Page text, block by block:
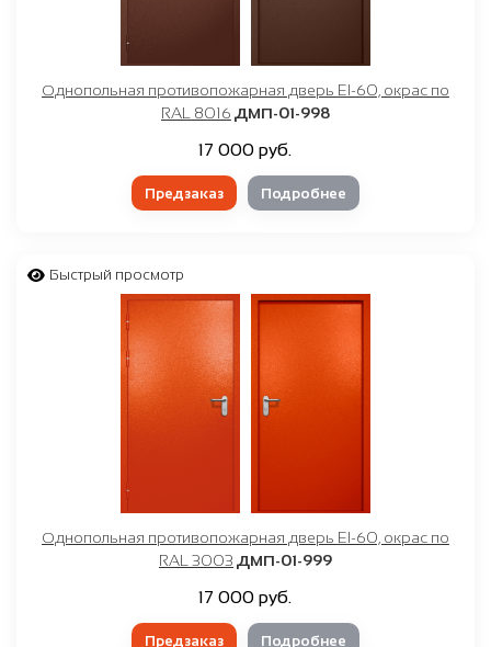
Однопольная противопожарная дверь EI-60, окрас по
RAL 8016 ДМП-01-998
17 000 руб.
Предзаказ Подробнее
Быстрый просмотр
Однопольная противопожарная дверь EI-60, окрас по
RAL 3003 ДМП-01-999
17 000 руб.
Предзаказ Подробнее